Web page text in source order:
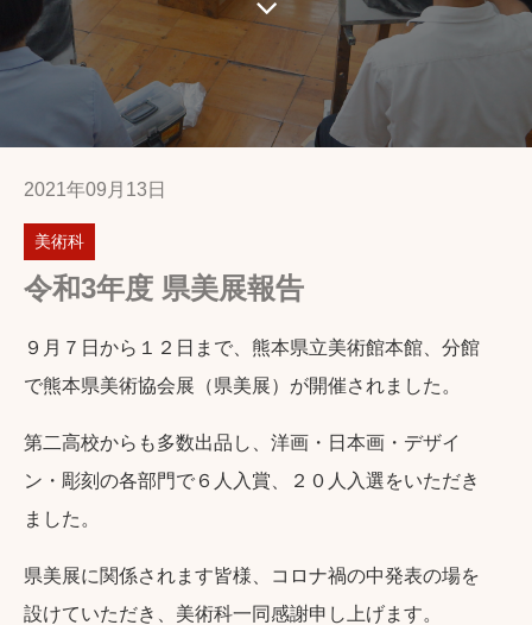
2021年09月13日
美術科
令和3年度 県美展報告
９月７日から１２日まで、熊本県立美術館本館、分館
で熊本県美術協会展（県美展）が開催されました。
第二高校からも多数出品し、洋画・日本画・デザイ
ン・彫刻の各部門で６人入賞、２０人入選をいただき
ました。
県美展に関係されます皆様、コロナ禍の中発表の場を
設けていただき、美術科一同感謝申し上げます。